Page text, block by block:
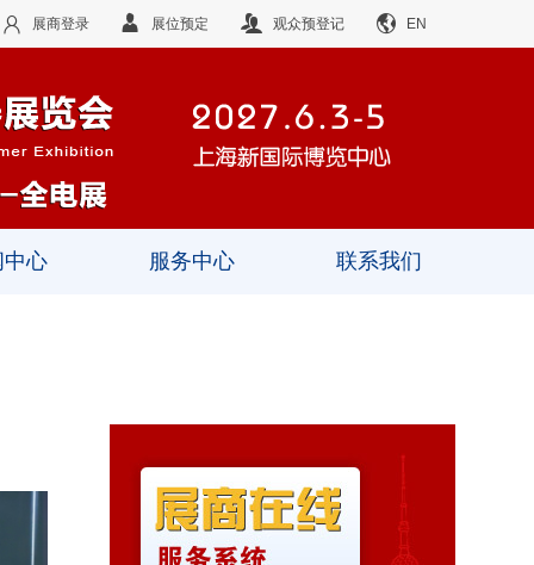
展商登录 展位预定 观众预登记 EN
中心 服务中心 联系我们